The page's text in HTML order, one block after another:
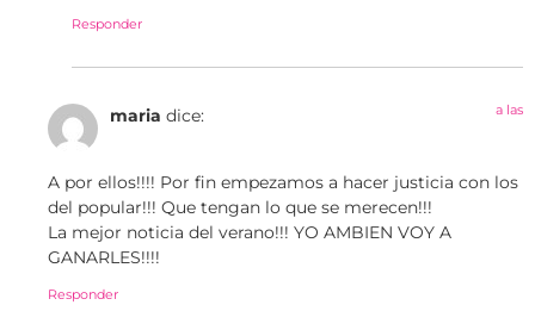
Responder
maria dice: a las
A por ellos!!!! Por fin empezamos a hacer justicia con los
del popular!!! Que tengan lo que se merecen!!!
La mejor noticia del verano!!! YO AMBIEN VOY A
GANARLES!!!!
Responder